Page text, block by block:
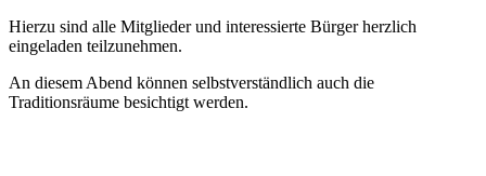
Hierzu sind alle Mitglieder und interessierte Bürger herzlich
eingeladen teilzunehmen.
An diesem Abend können selbstverständlich auch die
Traditionsräume besichtigt werden.